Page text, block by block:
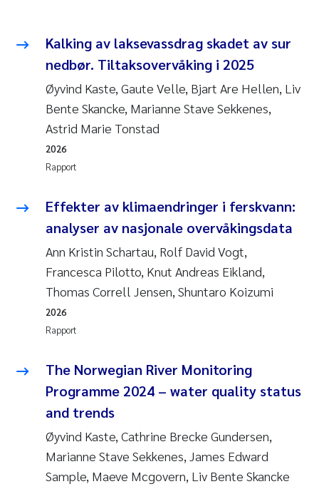
Kalking av laksevassdrag skadet av sur
nedbør. Tiltaksovervåking i 2025
Øyvind Kaste, Gaute Velle, Bjart Are Hellen, Liv
Bente Skancke, Marianne Stave Sekkenes,
Astrid Marie Tonstad
Rapport
2026
Effekter av klimaendringer i ferskvann:
analyser av nasjonale overvåkingsdata
Ann Kristin Schartau, Rolf David Vogt,
Francesca Pilotto, Knut Andreas Eikland,
Thomas Correll Jensen, Shuntaro Koizumi
Rapport
2026
The Norwegian River Monitoring
Programme 2024 – water quality status
and trends
Øyvind Kaste, Cathrine Brecke Gundersen,
Marianne Stave Sekkenes, James Edward
Sample, Maeve Mcgovern, Liv Bente Skancke